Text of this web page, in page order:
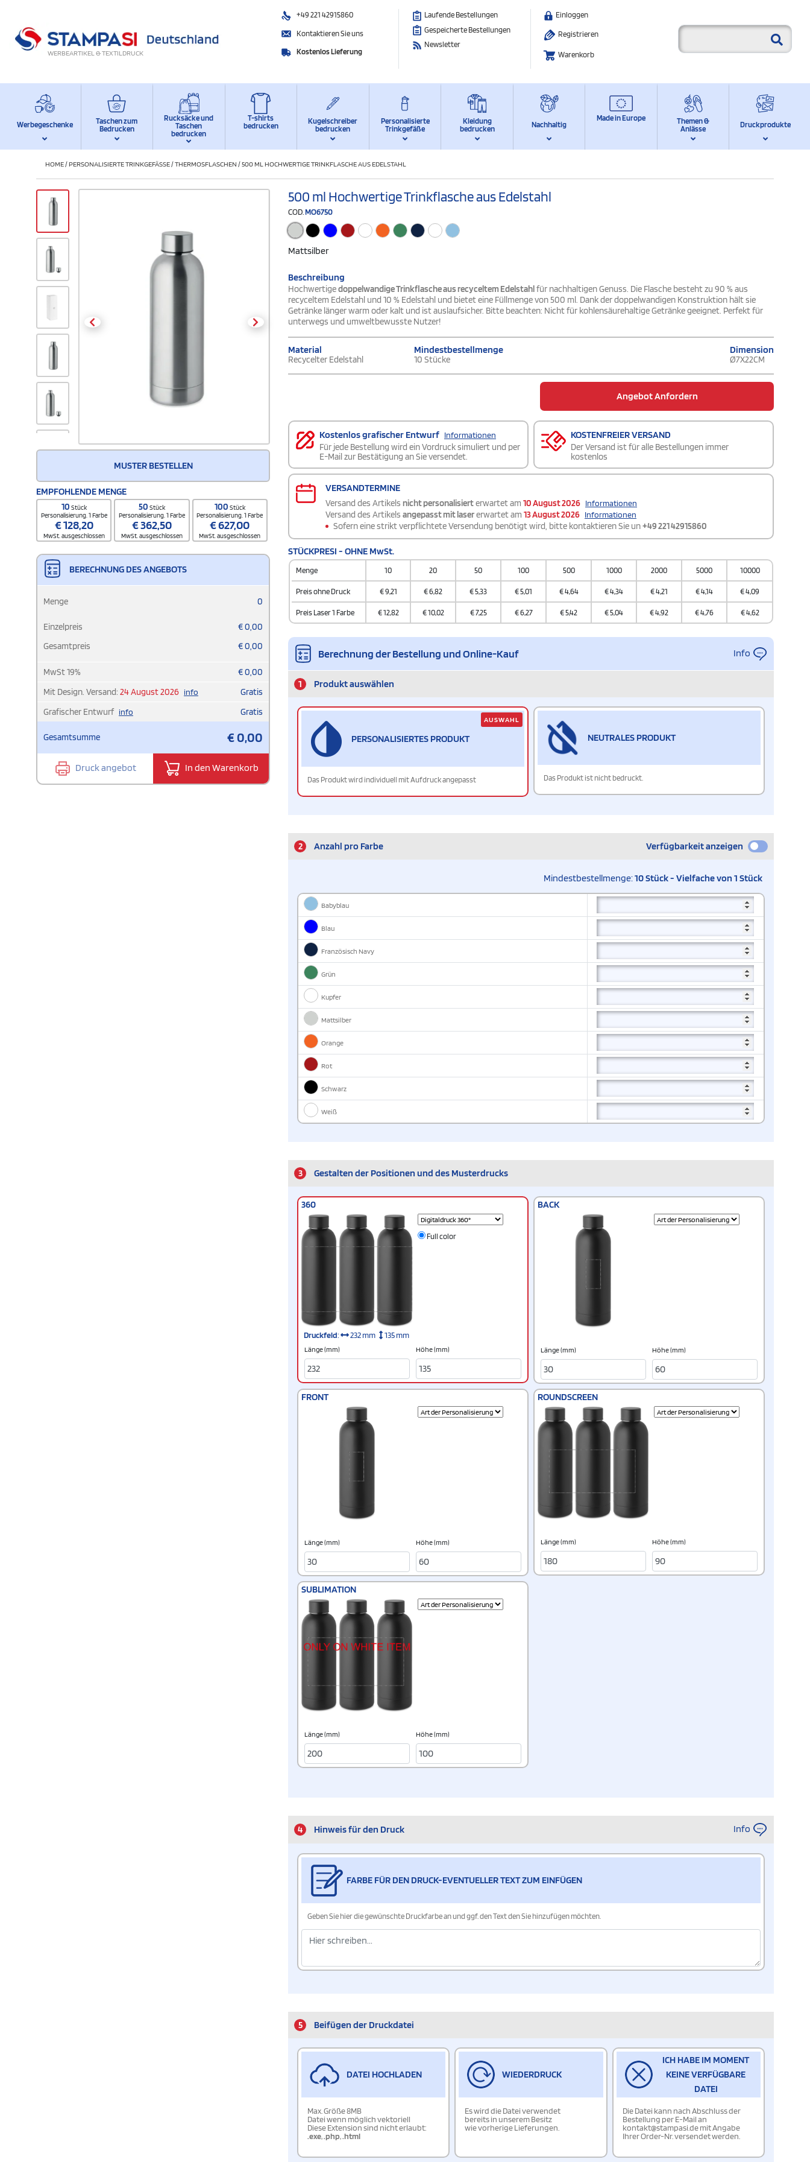
WERBEARTIKEL & TEXTILDRUCK
+49 221 42915860
Kontaktieren Sie uns
Kostenlos Lieferung
Laufende Bestellungen
Gespeicherte Bestellungen
Newsletter
Einloggen
Registrieren
Warenkorb
Werbegeschenke
Taschen zum
Bedrucken
Rucksäcke und
Taschen
bedrucken
T-shirts
bedrucken
Kugelschreiber
bedrucken
Personalisierte
Trinkgefäße
Kleidung
bedrucken
Nachhaltig
Made in Europe
Themen &
Anlässe
Druckprodukte
HOME/PERSONALISIERTE TRINKGEFÄSSE /THERMOSFLASCHEN /500 ML HOCHWERTIGE TRINKFLASCHE AUS EDELSTAHL
MUSTER BESTELLEN
EMPFOHLENDE MENGE
10 Stück
Personalisierung. 1 Farbe
€128,20
MwSt. ausgeschlossen
50 Stück
Personalisierung. 1 Farbe
€362,50
MwSt. ausgeschlossen
100 Stück
Personalisierung. 1 Farbe
€627,00
MwSt. ausgeschlossen
BERECHNUNG DES ANGEBOTS
Menge 0
Einzelpreis €0,00
Gesamtpreis
€0,00
MwSt19% €0,00
Mit Design. Versand: 24 August 2026 info
Gratis
Grafischer Entwurf info Gratis
Gesamtsumme €0,00
Druck angebot In den Warenkorb
500 ml Hochwertige Trinkflasche aus Edelstahl
COD.MO6750
Mattsilber
Beschreibung
HochwertigedoppelwandigeTrinkflascheaus recyceltem Edelstahl für nachhaltigen Genuss. Die Flasche besteht zu 90 % aus
recyceltem Edelstahl und 10 % Edelstahl und bietet eine Füllmenge von 500 ml. Dank der doppelwandigen Konstruktion hält sie
Getränke länger warm oder kalt und ist auslaufsicher. Bitte beachten: Nicht für kohlensäurehaltige Getränke geeignet. Perfekt für
unterwegs und umweltbewusste Nutzer!
Material
Recycelter Edelstahl
Mindestbestellmenge
10 Stücke
Dimension
Ø7X22CM
Angebot Anfordern
Kostenlos grafischer Entwurf Informationen
Für jede Bestellung wird ein Vordruck simuliert und per
E-Mail zur Bestätigung an Sie versendet.
KOSTENFREIER VERSAND
Der Versand ist für alle Bestellungen immer
kostenlos
VERSANDTERMINE
Versand des Artikels nicht personalisierterwartet am 10 August 2026 Informationen
Versand des Artikels angepasst mit lasererwartet am 13 August 2026 Informationen
Sofern eine strikt verpflichtete Versendung benötigt wird, bitte kontaktieren Sie un+49 221 42915860
STÜCKPRESI - OHNE MwSt.
Menge 10 20 50 100 500 1000 2000 5000 10000
Preis ohne Druck €9,21 €6,82 €5,33 €5,01 €4,64 €4,34 €4,21 €4,14 €4,09
Preis Laser 1 Farbe €12,82 €10,02 €7,25 €6,27 €5,42 €5,04 €4,92 €4,76 €4,62
Berechnung der Bestellung und Online-Kauf Info
1 Produkt auswählen
PERSONALISIERTES PRODUKT
Das Produkt wird individuell mit Aufdruck angepasst
AUSWAHL
NEUTRALES PRODUKT
Das Produkt ist nicht bedruckt.
2 Anzahl pro Farbe Verfügbarkeit anzeigen
Mindestbestellmenge:10 Stück - Vielfache von 1 Stück
Babyblau
Blau
Französisch Navy
Grün
Kupfer
Mattsilber
Orange
Rot
Schwarz
Weiß
3 Gestalten der Positionen und des Musterdrucks
360
Full color
Druckfeld: 232 mm 135 mm
Länge (mm) Höhe (mm)
BACK
Länge (mm) Höhe (mm)
FRONT
Länge (mm) Höhe (mm)
ROUNDSCREEN
Länge (mm) Höhe (mm)
SUBLIMATION
Länge (mm) Höhe (mm)
4 Hinweis für den Druck Info
FARBE FÜR DEN DRUCK-EVENTUELLER TEXT ZUM EINFÜGEN
Geben Sie hier die gewünschte Druckfarbe an und ggf. den Text den Sie hinzufügen möchten.
5 Beifügen der Druckdatei
DATEI HOCHLADEN
Max. Größe 8MB
Datei wenn möglich vektoriell
Diese Extension sind nicht erlaubt:
.exe,.php,.html
WIEDERDRUCK
Es wird die Datei verwendet
bereits in unserem Besitz
wie vorherige Lieferungen.
ICH HABE IM MOMENT
KEINE VERFÜGBARE
DATEI
Die Datei kann nach Abschluss der
Bestellung per E-Mail an
kontakt@stampasi.de mit Angabe
Ihrer Order-Nr. versendet werden.